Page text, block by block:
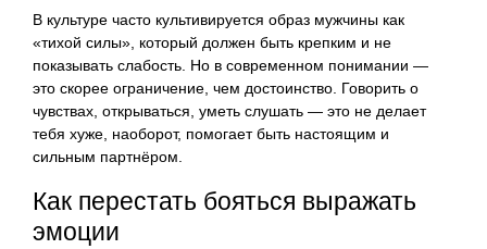
В культуре часто культивируется образ мужчины как
«тихой силы», который должен быть крепким и не
показывать слабость. Но в современном понимании —
это скорее ограничение, чем достоинство. Говорить о
чувствах, открываться, уметь слушать — это не делает
тебя хуже, наоборот, помогает быть настоящим и
сильным партнёром.
Как перестать бояться выражать
эмоции